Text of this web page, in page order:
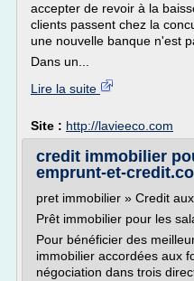
accepter de revoir à la
clients passent chez la
une nouvelle banque n'est
Dans un...
Lire la suite
Site : http://lavieeco.com
credit immobilier
emprunt-et-
pret immobilier » Credit
Prêt immobilier pour les
Pour bénéficier des
immobilier accordées aux
négociation dans trois